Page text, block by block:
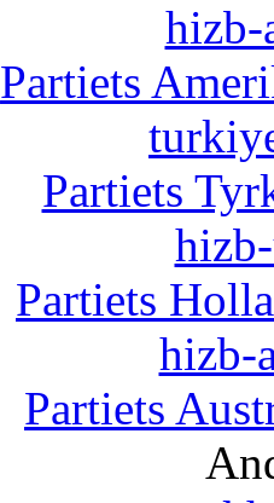
hizb-
Partiets
Partiets
Partiets
hizb-
Partiets